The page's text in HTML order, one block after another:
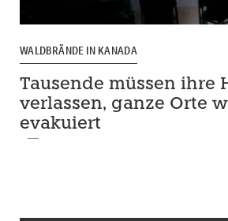
WALDBRÄNDE IN KANADA
Tausende müssen ihre
verlassen, ganze Orte
evakuiert